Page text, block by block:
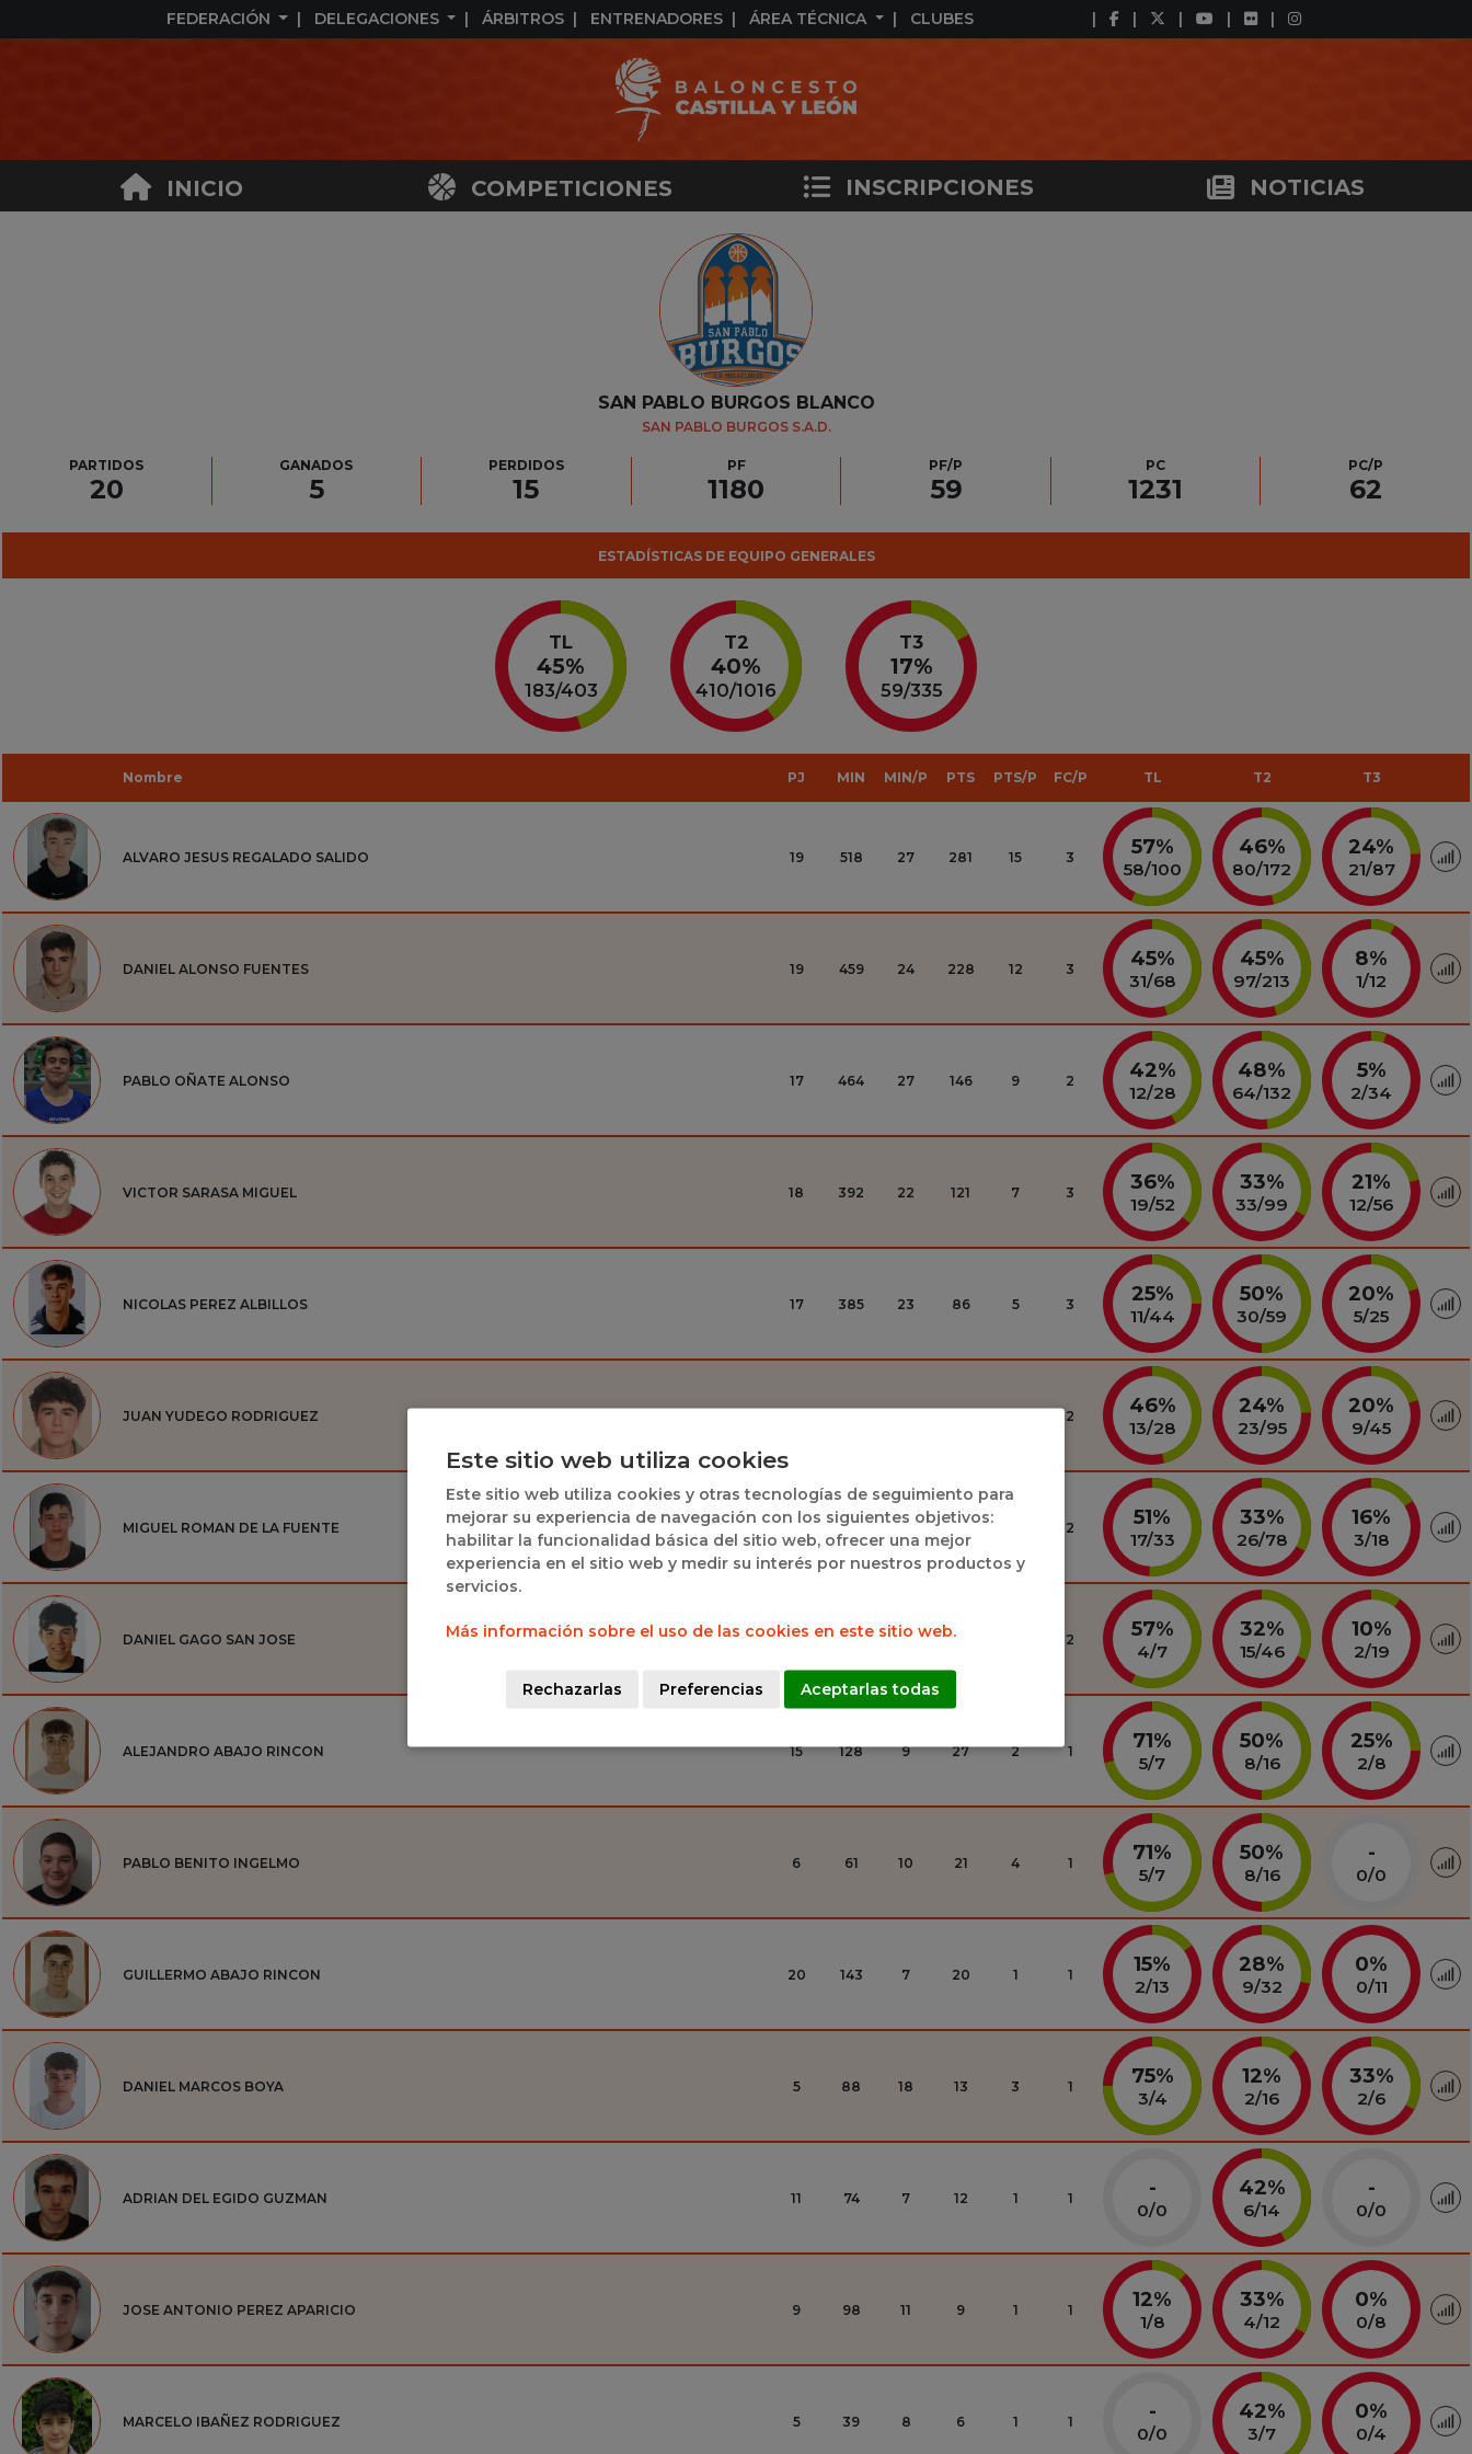
FEDERACIÓN DELEGACIONES ÁRBITROS ENTRENADORES ÁREA TÉCNICA CLUBES
INICIO COMPETICIONES INSCRIPCIONES NOTICIAS
SAN PABLO BURGOS BLANCO
SAN PABLO BURGOS S.A.D.
PARTIDOS
20
GANADOS
5
PERDIDOS
15
PF
1180
PF/P
59
PC
1231
PC/P
62
ESTADÍSTICAS DE EQUIPO GENERALES
TL
45%
183/403
T2
40%
410/1016
T3
17%
59/335
Nombre PJ MIN MIN/P PTS PTS/P FC/P TL T2 T3
ALVARO JESUS REGALADO SALIDO 19 518 27 281 15 3 57%
58/100
46%
80/172
24%
21/87
DANIEL ALONSO FUENTES 19 459 24 228 12 3 45%
31/68
45%
97/213
8%
1/12
PABLO OÑATE ALONSO 17 464 27 146 9 2 42%
12/28
48%
64/132
5%
2/34
VICTOR SARASA MIGUEL 18 392 22 121 7 3 36%
19/52
33%
33/99
21%
12/56
NICOLAS PEREZ ALBILLOS 17 385 23 86 5 3 25%
11/44
50%
30/59
20%
5/25
JUAN YUDEGO RODRIGUEZ 2 46%
13/28
24%
23/95
20%
9/45
MIGUEL ROMAN DE LA FUENTE 19 343 18 78 2 51%
17/33
33%
26/78
16%
3/18
DANIEL GAGO SAN JOSE 18 249 14 40 2 57%
4/7
32%
15/46
10%
2/19
ALEJANDRO ABAJO RINCON 15 128 9 27 2 1 71%
5/7
50%
8/16
25%
2/8
PABLO BENITO INGELMO 6 61 10 21 4 1 71%
5/7
50%
8/16
-
0/0
GUILLERMO ABAJO RINCON 20 143 7 20 1 1 15%
2/13
28%
9/32
0%
0/11
DANIEL MARCOS BOYA 5 88 18 13 3 1 75%
3/4
12%
2/16
33%
2/6
ADRIAN DEL EGIDO GUZMAN 11 74 7 12 1 1 -
0/0
42%
6/14
-
0/0
JOSE ANTONIO PEREZ APARICIO 9 98 11 9 1 1 12%
1/8
33%
4/12
0%
0/8
MARCELO IBAÑEZ RODRIGUEZ 5 39 8 6 1 1 -
0/0
42%
3/7
0%
0/4
Este sitio web utiliza cookies
Este sitio web utiliza cookies y otras tecnologías de seguimiento para
mejorar su experiencia de navegación con los siguientes objetivos:
habilitar la funcionalidad básica del sitio web, ofrecer una mejor
experiencia en el sitio web y medir su interés por nuestros productos y
servicios.
Más información sobre el uso de las cookies en este sitio web.
Rechazarlas Preferencias Aceptarlas todas